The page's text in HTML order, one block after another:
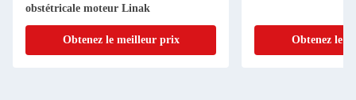
obstétricale moteur Linak
Obtenez le meilleur prix Obtenez le